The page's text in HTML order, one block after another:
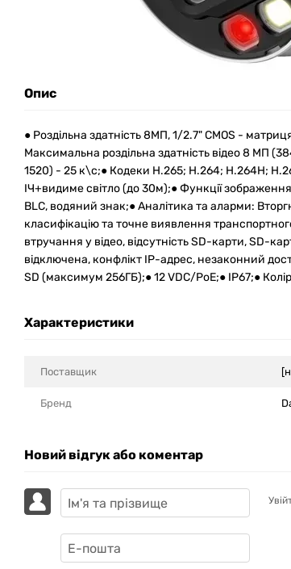
Опис
● Роздільна здатність 8МП, 1/2.7" CMOS -
Максимальна роздільна здатність відео 8 МП
1520) - 25 к\с;● Кодеки H.265; H.264; H.264H;
ІЧ+видиме світло (до 30м);● Функції
BLC, водяний знак;● Аналітика та аларми:
класифікацію та точне виявлення
втручання у відео, відсутність SD-карти, SD-
відключена, конфлікт IP-адрес, незаконний
SD (максимум 256ГБ);● 12 VDC/PoE;● IP67;●
Характеристики
Поставщик
Бренд
Новий відгук або коментар